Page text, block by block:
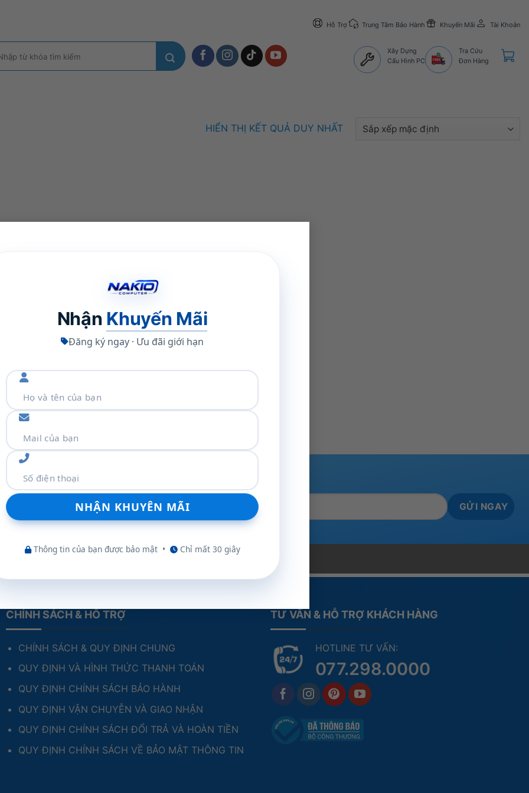
Nhận Khuyến Mãi
Đăng ký ngay · Ưu đãi giới hạn
Thông tin của bạn được bảo mật • Chỉ mất 30 giây
Hỗ Trợ Trung Tâm Bảo Hành Khuyến Mãi Tài Khoản
Xây Dựng
Cấu Hình PC
Tra Cứu
Đơn Hàng
HIỂN THỊ KẾT QUẢ DUY NHẤT
CHÍNH SÁCH & HỖ TRỢ
CHÍNH SÁCH & QUY ĐỊNH CHUNG
QUY ĐỊNH VÀ HÌNH THỨC THANH TOÁN
QUY ĐỊNH CHÍNH SÁCH BẢO HÀNH
QUY ĐỊNH VẬN CHUYỄN VÀ GIAO NHẬN
QUY ĐỊNH CHÍNH SÁCH ĐỔI TRẢ VÀ HOÀN TIỀN
QUY ĐỊNH CHÍNH SÁCH VỀ BẢO MẬT THÔNG TIN
TƯ VẤN & HỖ TRỢ KHÁCH HÀNG
HOTLINE TƯ VẤN:
077.298.0000